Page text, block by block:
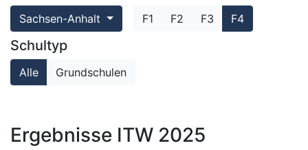
Sachsen-Anhalt F1 F2 F3 F4
Schultyp
Alle Grundschulen
Ergebnisse ITW 2025